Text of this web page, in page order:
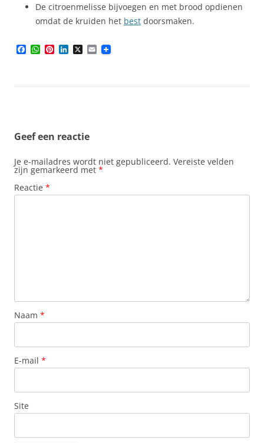
De citroenmelisse bijvoegen en met brood opdienen
omdat de kruiden het best doorsmaken.
W P X E
m
Geef een reactie
Je e-mailadres wordt niet gepubliceerd. Vereiste velden
zijn gemarkeerd met *
Reactie *
Naam *
E-mail *
Site